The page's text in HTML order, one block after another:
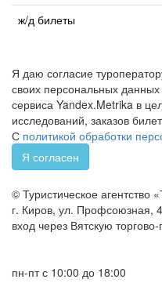
ж/д билеты
Я даю согласие
своих персональных
сервиса Yandex.Metrika в
исследований, заказов
С политикой обработки
Я согласен
© Туристическое агентство
г. Киров, ул. Профсоюзная,
вход через Вятскую
пн-пт с 10:00 до 18:00